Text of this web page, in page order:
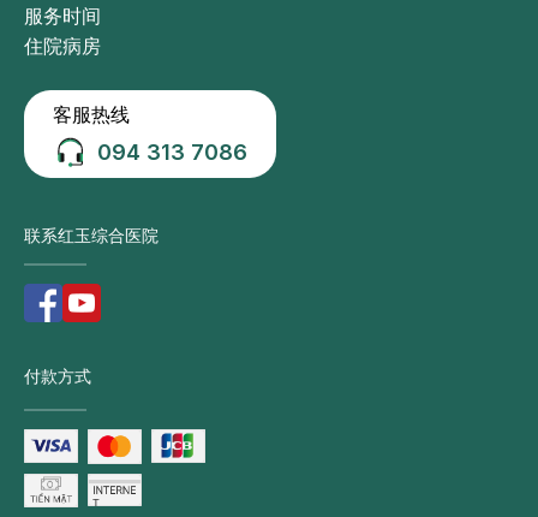
服务时间
住院病房
客服热线
094 313 7086
联系红玉综合医院
付款方式